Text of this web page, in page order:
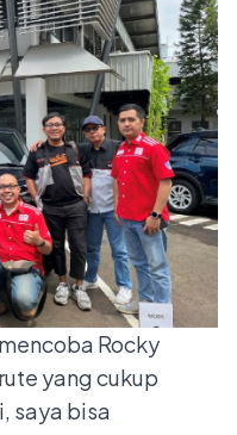
Rocky
yang cukup
saya bisa